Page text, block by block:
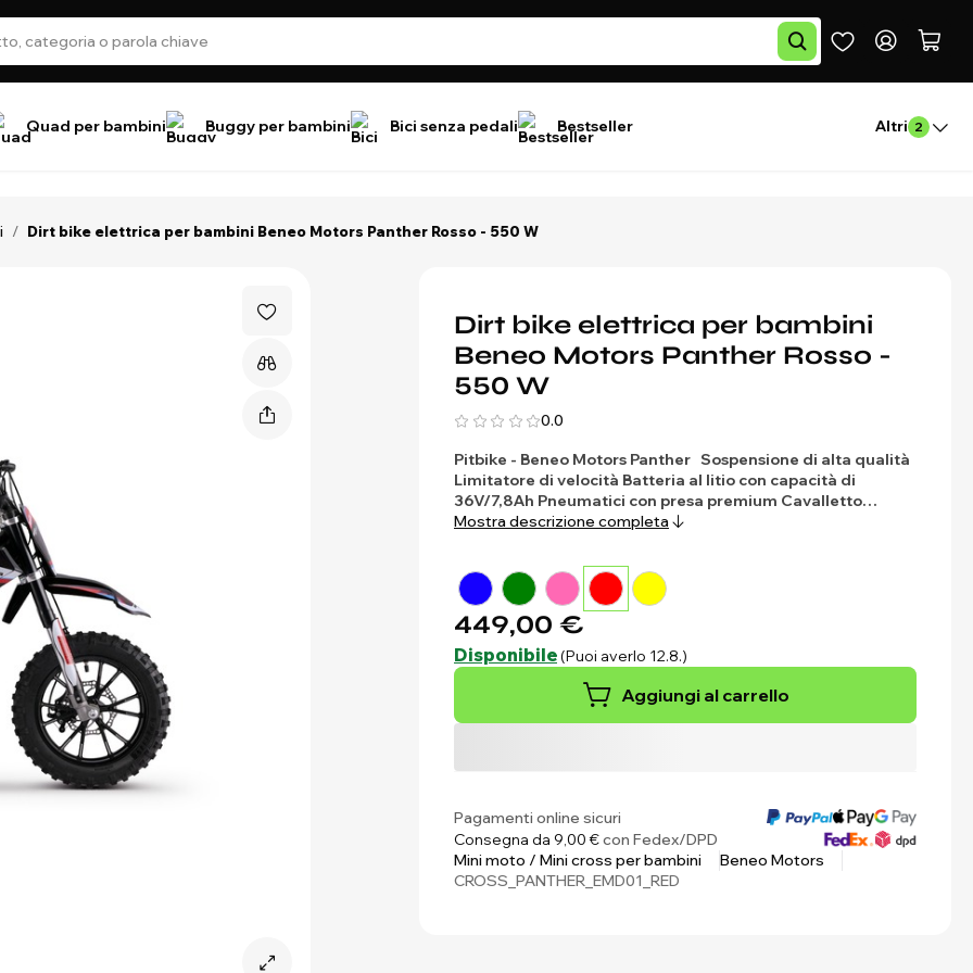
Quad per bambini Buggy per bambini Bici senza pedali Bestseller Altri 2
/ Dirt bike elettrica per bambini Beneo Motors Panther Rosso - 550 W
Dirt bike elettrica per bambini
Beneo Motors Panther Rosso -
550 W
0.0
Pitbike - Beneo Motors Panther Sospensione di alta qualità
Limitatore di velocità Batteria al litio con capacità di
36V/7,8Ah Pneumatici con presa premium Cavalletto…
Mostra descrizione completa
449,00 €
Disponibile(Puoi averlo 12.8.)
Aggiungi al carrello
Pagamenti online sicuri
Consegna da 9,00 €con Fedex/DPD
Mini moto / Mini cross per bambini
Beneo Motors
CROSS_PANTHER_EMD01_RED